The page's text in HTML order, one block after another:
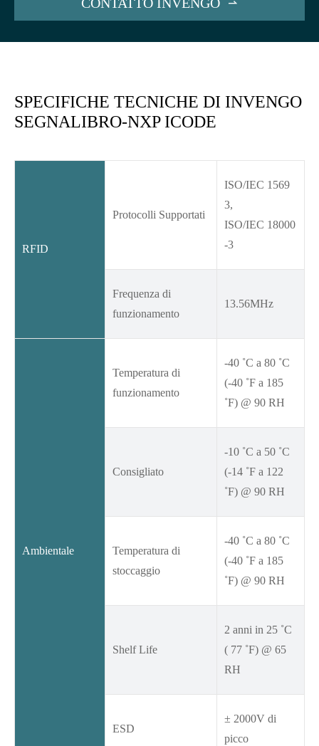

SPECIFICHE TECNICHE DI INVENGO
SEGNALIBRO-NXP ICODE
RFID
Protocolli Supportati
ISO/IEC 1569
3,
ISO/IEC 18000
-3
Frequenza di
funzionamento
13.56MHz
Ambientale
Temperatura di
funzionamento
-40 ˚C a 80 ˚C
(-40 ˚F a 185
˚F) @ 90 RH
Consigliato
-10 ˚C a 50 ˚C
(-14 ˚F a 122
˚F) @ 90 RH
Temperatura di
stoccaggio
-40 ˚C a 80 ˚C
(-40 ˚F a 185
˚F) @ 90 RH
Shelf Life
2 anni in 25 ˚C
( 77 ˚F) @ 65
RH
ESD
± 2000V di
picco